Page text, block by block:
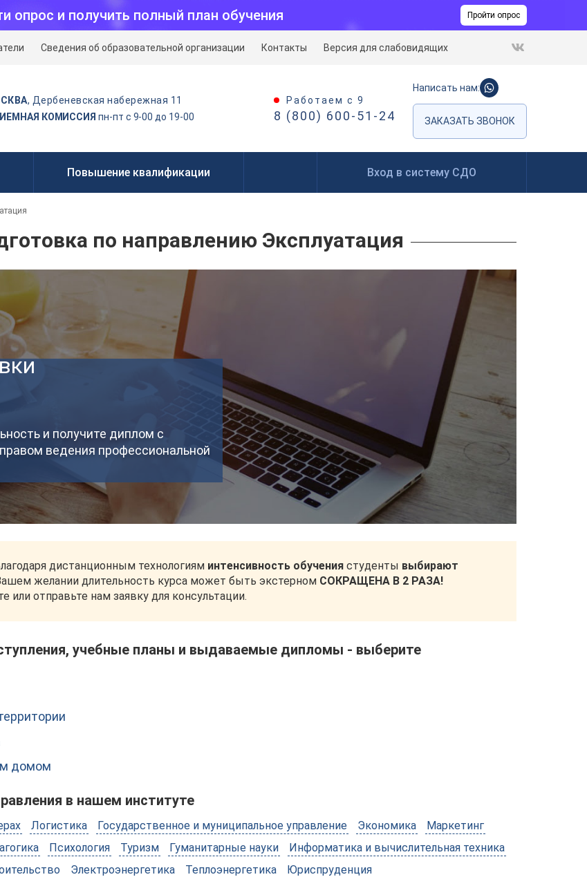
опрос и получить полный план обучения Пройти опрос
Сведения об образовательной организации Контакты Версия для слабовидящих
, Дербеневская набережная 11
КОМИССИЯ пн-пт с 9-00 до 19-00
Работаем с 9
8 (800) 600-51-24
Написать нам:
ЗАКАЗАТЬ ЗВОНОК
Повышение квалификации Вход в систему СДО
по направлению Эксплуатация
и получите диплом с
ведения профессиональной
дистанционным технологиям интенсивность обучения студенты выбирают
желании длительность курса может быть экстерном СОКРАЩЕНА В 2 РАЗА!
или отправьте нам заявку для консультации.
учебные планы и выдаваемые дипломы - выберите
домом
в нашем институте
Логистика Государственное и муниципальное управление Экономика
Маркетинг
Психология Туризм Гуманитарные науки
Информатика и вычислительная техника
Электроэнергетика Теплоэнергетика Юриспруденция